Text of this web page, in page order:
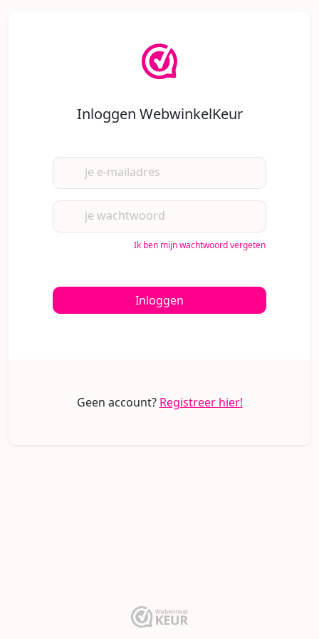
Inloggen WebwinkelKeur
je e-mailadres
je wachtwoord
Ik ben mijn wachtwoord vergeten
Inloggen
Geen account? Registreer hier!